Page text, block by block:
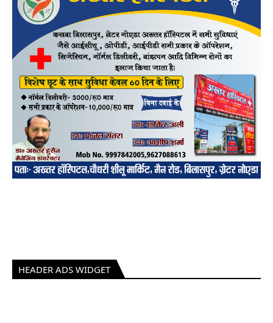
HEADER ADS WIDGET